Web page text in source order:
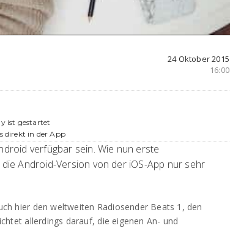
24 Oktober 2015
16:00
ist gestartet
direkt in der App
verfügbar sein. Wie nun erste
Android-Version von der iOS-App nur sehr
hier den weltweiten Radiosender Beats 1, den
allerdings darauf, die eigenen An- und